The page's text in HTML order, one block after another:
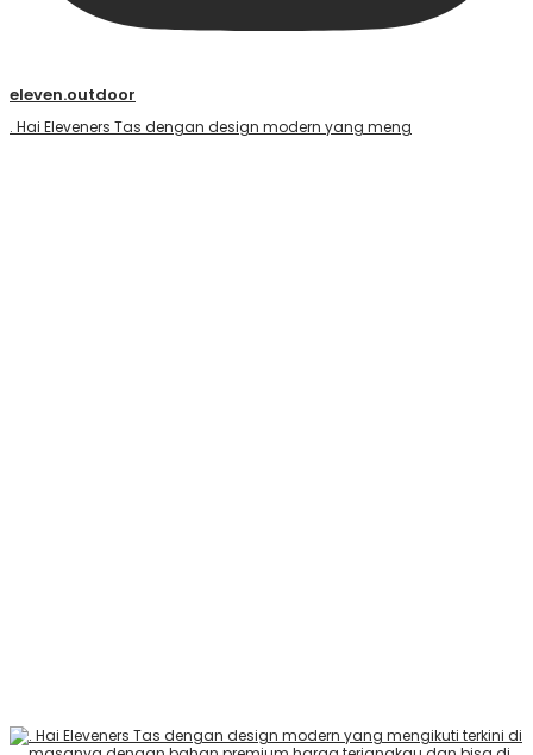
eleven.outdoor
. Hai Eleveners Tas dengan design modern yang meng